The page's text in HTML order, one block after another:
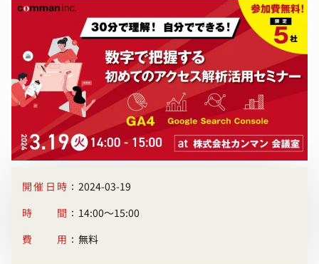
開催日時 : 2024-03-19
時間 : 14:00〜15:00
費用 : 無料